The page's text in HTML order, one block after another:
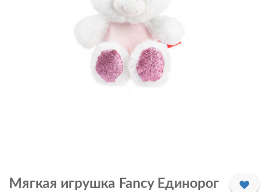
Мягкая игрушка Fancy Единорог